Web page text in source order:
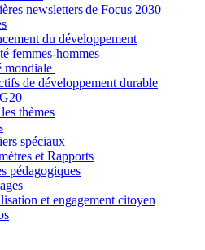
newsletters de Focus 2030
du développement
femmes-hommes
mondiale
de développement durable
thèmes
spéciaux
et Rapports
pédagogiques
et engagement citoyen